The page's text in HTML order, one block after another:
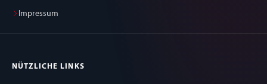
Impressum
NÜTZLICHE LINKS